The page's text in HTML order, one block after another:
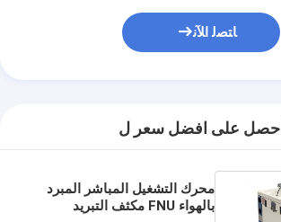
ﺎﺘﺼﻟ ﺍﻶﻧ
احصل على افضل سعر ل
محرك التشغيل المباشر المبرد
بالهواء FNU مكثف التبريد